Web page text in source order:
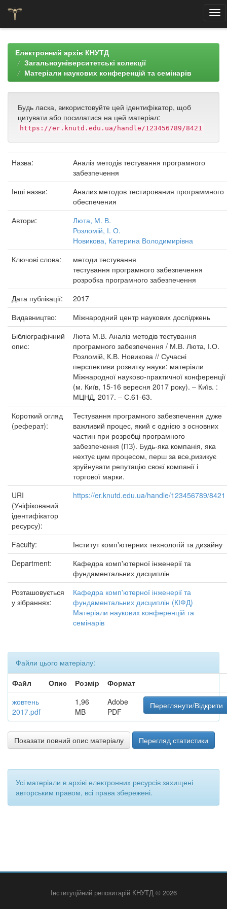
navigationЕлектронний архів КНУТД
Загальноуніверситетські колекції
Матеріали наукових конференцій та семінарів
Будь ласка, використовуйте цей ідентифікатор, щоб
цитувати або посилатися на цей матеріал:
https://er.knutd.edu.ua/handle/123456789/8421
Назва:
Аналіз методів тестування програмного
забезпечення
Інші назви:
Анализ методов тестирования программного
обеспечения
Автори:
Люта, М. В.
Розломій, І. О.
Новикова, Катерина Володимирівна
Ключові слова:
методи тестування
тестування програмного забезпечення
розробка програмного забезпечення
Дата публікації:
2017
Видавництво:
Міжнародний центр наукових досліджень
Бібліографічний
опис:
Люта М.В. Аналіз методів тестування
програмного забезпечення / М.В. Люта, І.О.
Розломій, К.В. Новикова // Сучасні
перспективи розвитку науки: матеріали
Міжнародної науково-практичної конференції
(м. Київ, 15-16 вересня 2017 року). – Київ. :
МЦНД, 2017. – С.61-63.
Короткий огляд
(реферат):
Тестування програмного забезпечення дуже
важливий процес, який є однією з основних
частин при розробці програмного
забезпечення (ПЗ). Будь-яка компанія, яка
нехтує цим процесом, перш за все,ризикує
зруйнувати репутацію своєї компанії і
торгової марки.
URI
(Уніфікований
ідентифікатор
ресурсу):
https://er.knutd.edu.ua/handle/123456789/8421
Faculty:
Інститут комп'ютерних технологій та дизайну
Department:
Кафедра комп'ютерної інженерії та
фундаментальних дисциплін
Розташовується
у зібраннях:
Кафедра комп'ютерної інженерії та
фундаментальних дисциплін (КІФД)
Матеріали наукових конференцій та
семінарів
Файли цього матеріалу:
Файл
Опис Розмір
Формат
жовтень
2017.pdf
1,96
MB
Adobe
PDF
Переглянути/Відкрити
Показати повний опис матеріалу Перегляд статистики
Усі матеріали в архіві електронних ресурсів захищені
авторським правом, всі права збережені.
Інституційний репозитарій КНУТД © 2026